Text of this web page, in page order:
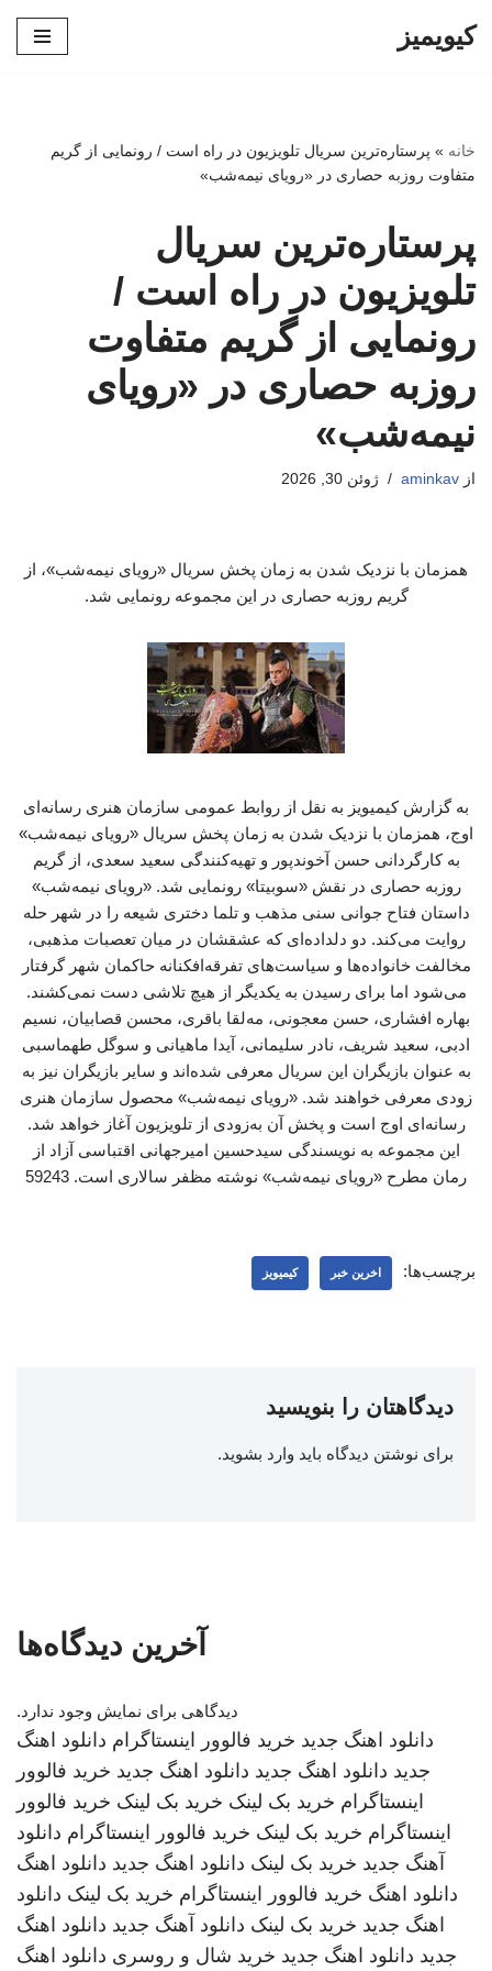
کیویمیز
خانه » پرستاره‌ترین سریال تلویزیون در راه است / رونمایی از گریم
متفاوت روزبه حصاری در «رویای نیمه‌شب»
پرستاره‌ترین سریال
تلویزیون در راه است /
رونمایی از گریم متفاوت
روزبه حصاری در «رویای
نیمه‌شب»
از aminkav ژوئن 30, 2026
همزمان با نزدیک شدن به زمان پخش سریال «رویای نیمه‌شب»، از
گریم روزبه حصاری در این مجموعه رونمایی شد.
به گزارش کیمیویز به نقل از روابط عمومی سازمان هنری رسانه‌ای
اوج، همزمان با نزدیک شدن به زمان پخش سریال «رویای نیمه‌شب»
به کارگردانی حسن آخوندپور و تهیه‌کنندگی سعید سعدی، از گریم
روزبه حصاری در نقش «سوبیتا» رونمایی شد. «رویای نیمه‌شب»
داستان فتاح جوانی سنی مذهب و تلما دختری شیعه را در شهر حله
روایت می‌کند. دو دلداده‌ای که عشقشان در میان تعصبات مذهبی،
مخالفت خانواده‌ها و سیاست‌های تفرقه‌افکنانه حاکمان شهر گرفتار
می‌شود اما برای رسیدن به یکدیگر از هیچ تلاشی دست نمی‌کشند.
بهاره افشاری، حسن معجونی، مه‌لقا باقری، محسن قصابیان، نسیم
ادبی، سعید شریف، نادر سلیمانی، آیدا ماهیانی و سوگل طهماسبی
به عنوان بازیگران این سریال معرفی شده‌اند و سایر بازیگران نیز به
زودی معرفی خواهند شد. «رویای نیمه‌شب» محصول سازمان هنری
رسانه‌ای اوج است و پخش آن به‌زودی از تلویزیون آغاز خواهد شد.
این مجموعه به نویسندگی سیدحسین امیرجهانی اقتباسی آزاد از
رمان مطرح «رویای نیمه‌شب» نوشته مظفر سالاری است. 59243
برچسب‌ها: اخرین خبر کیمیویز
دیدگاهتان را بنویسید
برای نوشتن دیدگاه باید وارد بشوید.
آخرین دیدگاه‌ها
دیدگاهی برای نمایش وجود ندارد.
دانلود اهنگ جدید خرید فالوور اینستاگرام دانلود اهنگ
جدید دانلود اهنگ جدید دانلود اهنگ جدید خرید فالوور
اینستاگرام خرید بک لینک خرید بک لینک خرید فالوور
اینستاگرام خرید بک لینک خرید فالوور اینستاگرام دانلود
آهنگ جدید خرید بک لینک دانلود اهنگ جدید دانلود اهنگ
دانلود اهنگ خرید فالوور اینستاگرام خرید بک لینک دانلود
اهنگ جدید خرید بک لینک دانلود آهنگ جدید دانلود اهنگ
جدید دانلود اهنگ جدید خرید شال و روسری دانلود اهنگ